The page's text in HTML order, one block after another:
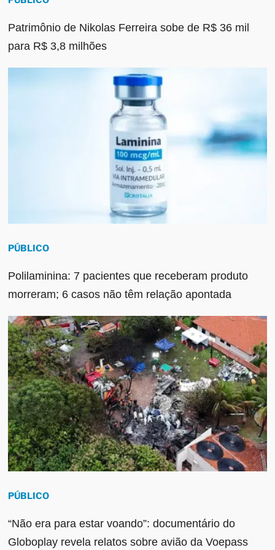
Patrimônio de Nikolas Ferreira sobe de R$ 36 mil
para R$ 3,8 milhões
PÚBLICO
Polilaminina: 7 pacientes que receberam produto
morreram; 6 casos não têm relação apontada
PÚBLICO
“Não era para estar voando”: documentário do
Globoplay revela relatos sobre avião da Voepass